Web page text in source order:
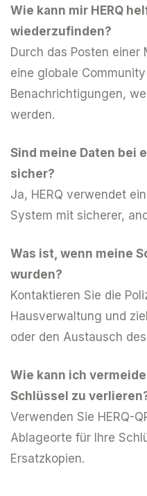
Wie kann mir HERQ
wiederzufinden?
Durch das Posten einer
eine globale
Benachrichtigungen,
werden.
Sind meine Daten bei
sicher?
Ja, HERQ verwendet
System mit sicherer,
Was ist, wenn meine
wurden?
Kontaktieren Sie die
Hausverwaltung und
oder den Austausch
Wie kann ich
Schlüssel zu
Verwenden Sie HERQ-
Ablageorte für Ihre
Ersatzkopien.